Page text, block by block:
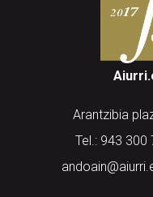
Arantzibia
Tel.: 943 300